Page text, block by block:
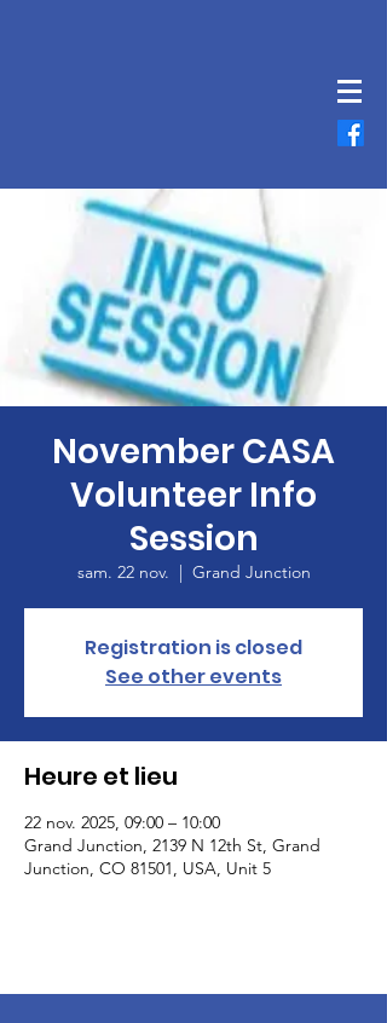
November CASA
Volunteer Info
Session
sam. 22 nov.
  |
Grand Junction
Registration is closed
See other events
Heure et lieu
22 nov. 2025, 09:00 – 10:00
Grand Junction, 2139 N 12th St, Grand
Junction, CO 81501, USA, Unit 5